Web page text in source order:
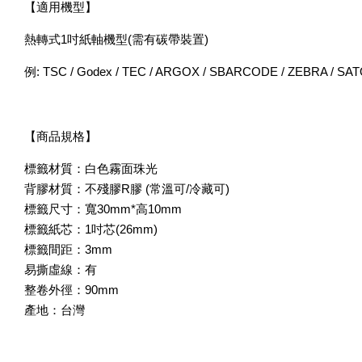
【適用機型】
熱轉式1吋紙軸機型(需有碳帶裝置)
例: TSC / Godex / TEC / ARGOX / SBARCODE / ZEBRA /
【商品規格】
標籤材質：白色霧面珠光
背膠材質：不殘膠R膠 (常溫可/冷藏可)
標籤尺寸：寬30mm*高10mm
標籤紙芯：1吋芯(26mm)
標籤間距：3mm
易撕虛線：有
整卷外徑：90mm
產地：台灣